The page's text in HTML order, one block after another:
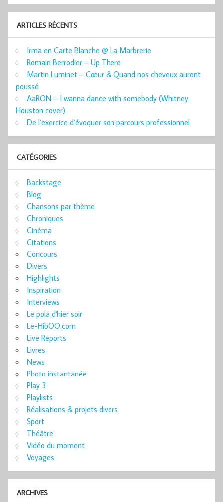
ARTICLES RÉCENTS
Irma en Carte Blanche @ La Marbrerie
Romain Berrodier – Up There
Martin Luminet – Cœur & Quand nos cheveux auront
poussé
AaRON – I wanna dance with somebody (Whitney
Houston cover)
De l’exercice d’évoquer son parcours professionnel
CATÉGORIES
Backstage
Blog
Chansons par thème
Chroniques
Cinéma
Citations
Concours
Divers
Highlights
Inspiration
Interviews
Le pola d'hier soir
Le-HibOO.com
Live Reports
Livres
News
Photo instantanée
Play 3
Playlists
Réalisations & projets divers
Sport
Théâtre
Vidéo du moment
Voyages
ARCHIVES